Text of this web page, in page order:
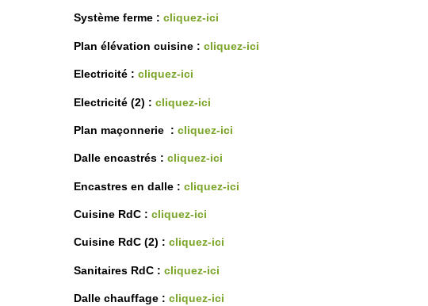
Système ferme : cliquez-ici
Plan élévation cuisine : cliquez-ici
Electricité : cliquez-ici
Electricité (2) : cliquez-ici
Plan maçonnerie : cliquez-ici
Dalle encastrés : cliquez-ici
Encastres en dalle : cliquez-ici
Cuisine RdC : cliquez-ici
Cuisine RdC (2) : cliquez-ici
Sanitaires RdC : cliquez-ici
Dalle chauffage : cliquez-ici